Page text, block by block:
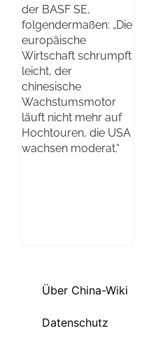
der BASF SE,
folgendermaßen: „Die
europäische
Wirtschaft schrumpft
leicht, der
chinesische
Wachstumsmotor
läuft nicht mehr auf
Hochtouren, die USA
wachsen moderat.“
Über China-Wiki
Datenschutz